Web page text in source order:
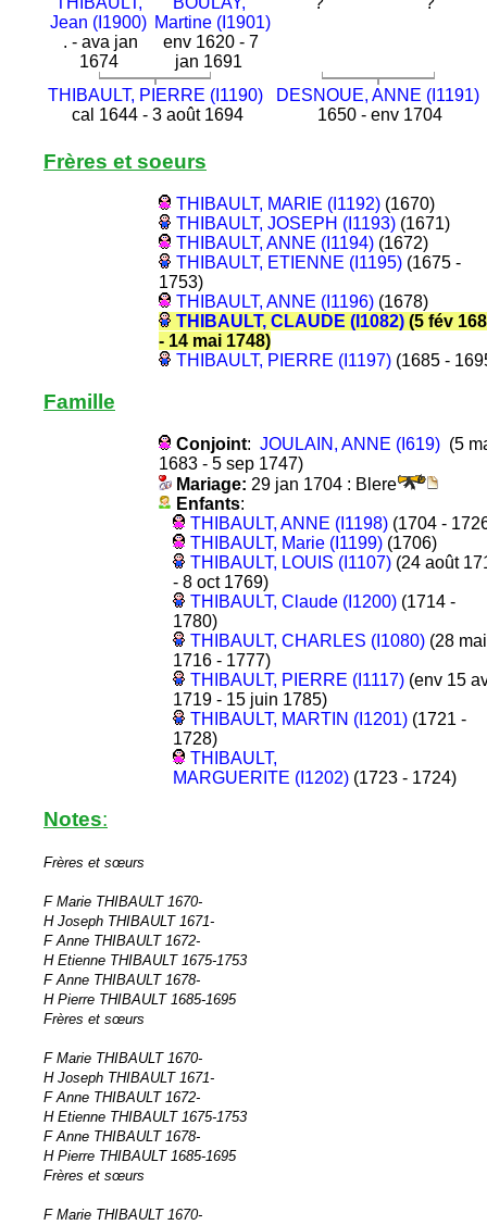
Jean (I1900)
. - ava jan
1674
Martine (I1901)
env 1620 - 7
jan 1691
THIBAULT, PIERRE (I1190)
cal 1644 - 3 août 1694
DESNOUE, ANNE (I1191)
1650 - env 1704
Frères et soeurs
THIBAULT, MARIE (I1192)(1670)
THIBAULT, JOSEPH (I1193)(1671)
THIBAULT, ANNE (I1194)(1672)
THIBAULT, ETIENNE (I1195)(1675 -
1753)
THIBAULT, ANNE (I1196)(1678)
THIBAULT, CLAUDE (I1082)(5 fév
- 14 mai 1748)
THIBAULT, PIERRE (I1197)(1685 -
Famille
Conjoint: JOULAIN, ANNE (I619)(5
1683 - 5 sep 1747)
Mariage: 29 jan 1704 : Blere
Enfants:
THIBAULT, ANNE (I1198)(1704 -
THIBAULT, Marie (I1199)(1706)
THIBAULT, LOUIS (I1107)(24 août
- 8 oct 1769)
THIBAULT, Claude (I1200)(1714 -
1780)
THIBAULT, CHARLES (I1080)(28 mai
1716 - 1777)
THIBAULT, PIERRE (I1117)(env 15
1719 - 15 juin 1785)
THIBAULT, MARTIN (I1201)(1721 -
1728)
THIBAULT,
MARGUERITE (I1202)(1723 - 1724)
Notes:
Frères et sœurs
F Marie THIBAULT 1670-
H Joseph THIBAULT 1671-
F Anne THIBAULT 1672-
H Etienne THIBAULT 1675-1753
F Anne THIBAULT 1678-
H Pierre THIBAULT 1685-1695
Frères et sœurs
F Marie THIBAULT 1670-
H Joseph THIBAULT 1671-
F Anne THIBAULT 1672-
H Etienne THIBAULT 1675-1753
F Anne THIBAULT 1678-
H Pierre THIBAULT 1685-1695
Frères et sœurs
F Marie THIBAULT 1670-